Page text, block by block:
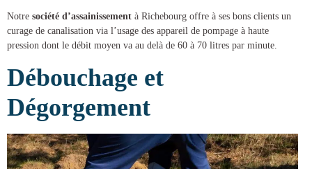
Notre société d’assainissement à Richebourg offre à ses bons clients un
curage de canalisation via l’usage des appareil de pompage à haute
pression dont le débit moyen va au delà de 60 à 70 litres par minute.
Débouchage et
Dégorgement